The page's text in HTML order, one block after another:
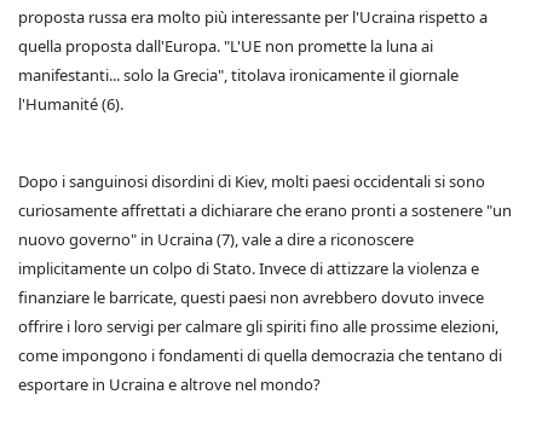
proposta russa era molto più interessante per l'Ucraina rispetto a
quella proposta dall'Europa. "L'UE non promette la luna ai
manifestanti... solo la Grecia", titolava ironicamente il giornale
l'Humanité (6).
Dopo i sanguinosi disordini di Kiev, molti paesi occidentali si sono
curiosamente affrettati a dichiarare che erano pronti a sostenere "un
nuovo governo" in Ucraina (7), vale a dire a riconoscere
implicitamente un colpo di Stato. Invece di attizzare la violenza e
finanziare le barricate, questi paesi non avrebbero dovuto invece
offrire i loro servigi per calmare gli spiriti fino alle prossime elezioni,
come impongono i fondamenti di quella democrazia che tentano di
esportare in Ucraina e altrove nel mondo?